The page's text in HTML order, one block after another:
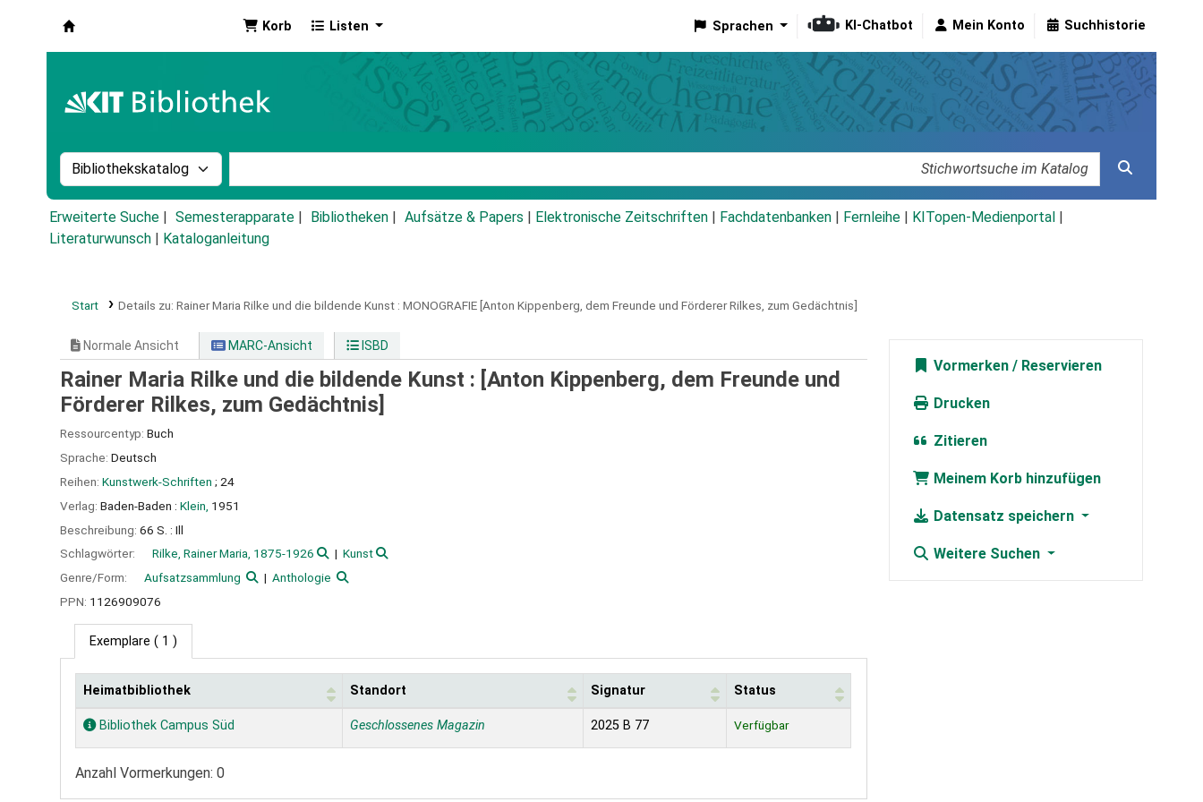
Korb Listen Sprachen KI-Chatbot Mein Konto Suchhistorie
Suche im Katalog nach:
Erweiterte Suche Semesterapparate Bibliotheken Aufsätze & Papers Elektronische Zeitschriften Fachdatenbanken Fernleihe KITopen-Medienportal
Literaturwunsch
Kataloganleitung
Start Details zu: Rainer Maria Rilke und die bildende Kunst : MONOGRAFIE [Anton Kippenberg, dem Freunde und Förderer Rilkes, zum Gedächtnis]
Normale Ansicht MARC-Ansicht ISBD
Rainer Maria Rilke und die bildende Kunst : [Anton Kippenberg, dem Freunde und
Förderer Rilkes, zum Gedächtnis]
Ressourcentyp: Buch
Sprache: Deutsch
Reihen: Kunstwerk-Schriften ; 24
Verlag: Baden-Baden : Klein, 1951
Beschreibung: 66 S. : Ill
Schlagwörter:
Rilke, Rainer Maria, 1875-1926
Kunst
Genre/Form:
Aufsatzsammlung
Anthologie
PPN: 1126909076
Exemplare ( 1 )
Exemplare
Heimatbibliothek Standort Signatur Status
Bibliothek Campus Süd Geschlossenes Magazin 2025 B 77 Verfügbar
Anzahl Vormerkungen: 0
Vormerken
Drucken
Zitieren
Meinem Korb hinzufügen
Datensatz speichern
Weitere Suchen